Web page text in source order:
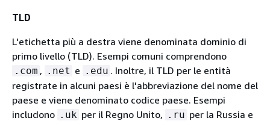
TLD
L'etichetta più a destra viene denominata dominio di
primo livello (TLD). Esempi comuni comprendono
.com , .net e .edu . Inoltre, il TLD per le entità
registrate in alcuni paesi è l'abbreviazione del nome del
paese e viene denominato codice paese. Esempi
includono .uk per il Regno Unito, .ru per la Russia e